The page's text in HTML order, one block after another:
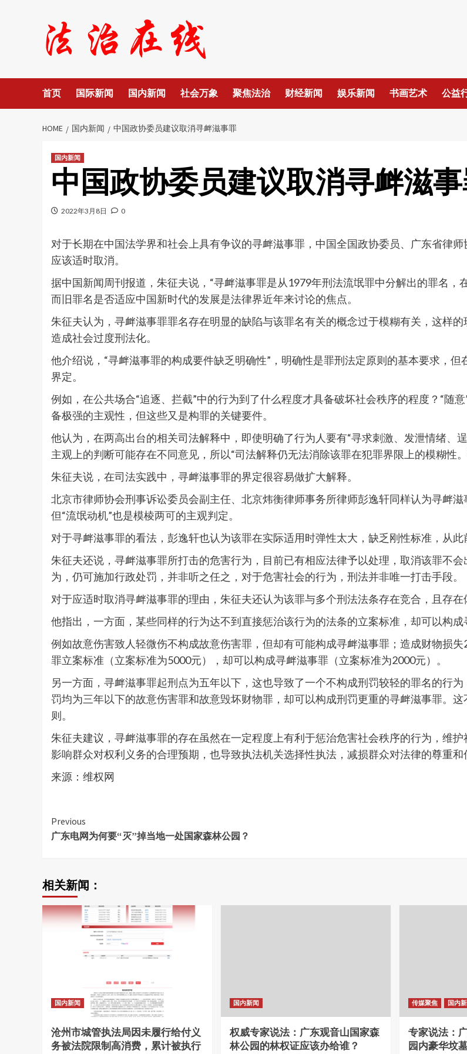
首页 国际新闻 国内新闻 社会万象 聚焦法治 财经新闻 娱乐新闻 书画艺术 公益
HOME 国内新闻 中国政协委员建议取消寻衅滋事罪
国内新闻
中国政协委员建议取消寻衅滋
2022年3月8日 0
对于长期在中国法学界和社会上具有争议的寻衅滋事罪，中国全国政协委员、广东省律
应该适时取消。
据中国新闻周刊报道，朱征夫说，“寻衅滋事罪是从1979年刑法流氓罪中分解出的罪名，
而旧罪名是否适应中国新时代的发展是法律界近年来讨论的焦点。
朱征夫认为，寻衅滋事罪罪名存在明显的缺陷与该罪名有关的概念过于模糊有关，这样
造成社会过度刑法化。
他介绍说，“寻衅滋事罪的构成要件缺乏明确性”，明确性是罪刑法定原则的基本要求，
界定。
例如，在公共场合“追逐、拦截”中的行为到了什么程度才具备破坏社会秩序的程度？“随
备极强的主观性，但这些又是构罪的关键要件。
他认为，在两高出台的相关司法解释中，即使明确了行为人要有“寻求刺激、发泄情绪、
主观上的判断可能存在不同意见，所以“司法解释仍无法消除该罪在犯罪界限上的模糊性
朱征夫说，在司法实践中，寻衅滋事罪的界定很容易做扩大解释。
北京市律师协会刑事诉讼委员会副主任、北京炜衡律师事务所律师彭逸轩同样认为寻衅
但“流氓动机”也是模棱两可的主观判定。
对于寻衅滋事罪的看法，彭逸轩也认为该罪在实际适用时弹性太大，缺乏刚性标准，从
朱征夫还说，寻衅滋事罪所打击的危害行为，目前已有相应法律予以处理，取消该罪不
为，仍可施加行政处罚，并非听之任之，对于危害社会的行为，刑法并非唯一打击手段。
对于应适时取消寻衅滋事罪的理由，朱征夫还认为该罪与多个刑法法条存在竞合，且存在
他指出，一方面，某些同样的行为达不到直接惩治该行为的法条的立案标准，却可以构成
例如故意伤害致人轻微伤不构成故意伤害罪，但却有可能构成寻衅滋事罪；造成财物损
罪立案标准（立案标准为5000元），却可以构成寻衅滋事罪（立案标准为2000元）。
另一方面，寻衅滋事罪起刑点为五年以下，这也导致了一个不构成刑罚较轻的罪名的行
罚均为三年以下的故意伤害罪和故意毁坏财物罪，却可以构成刑罚更重的寻衅滋事罪。
则。
朱征夫建议，寻衅滋事罪的存在虽然在一定程度上有利于惩治危害社会秩序的行为，维
影响群众对权利义务的合理预期，也导致执法机关选择性执法，减损群众对法律的尊重和
来源：维权网
Continue
Reading
Previous
广东电网为何要“灭”掉当地一处国家森林公园？
相关新闻：
国内新闻
沧州市城管执法局因未履行给付义
务被法院限制高消费，累计被执行
国内新闻
权威专家说法：广东观音山国家森
林公园的林权证应该办给谁？
传媒聚焦 国内
专家说法：
园内豪华坟